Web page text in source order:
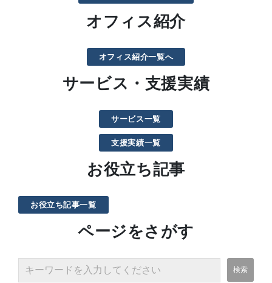
オフィス紹介
オフィス紹介一覧へ
サービス・支援実績
サービス一覧
支援実績一覧
お役立ち記事
お役立ち記事一覧
ページをさがす